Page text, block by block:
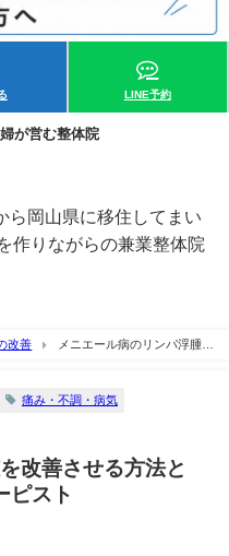
LINE予約
が営む整体院
ら岡山県に移住してまい
作りながらの兼業整体院
改善
メニエール病のリンパ浮腫を
痛み・不調・病気
改善させる方法と
ピスト